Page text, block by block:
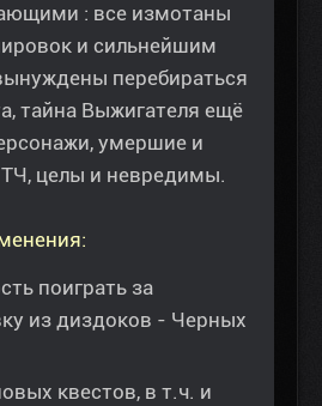
: все измотаны
и сильнейшим
перебираться
тайна Выжигателя ещё
умершие и
целы и невредимы.
поиграть за
из диздоков - Черных
квестов, в т.ч. и